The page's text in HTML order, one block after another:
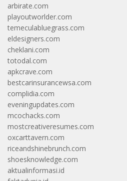
arbirate.com
playoutworlder.com
temeculabluegrass.com
eldesigners.com
cheklani.com
totodal.com
apkcrave.com
bestcarinsurancewsa.com
complidia.com
eveningupdates.com
mcochacks.com
mostcreativeresumes.com
oxcarttavern.com
riceandshinebrunch.com
shoesknowledge.com
aktualinformasi.id